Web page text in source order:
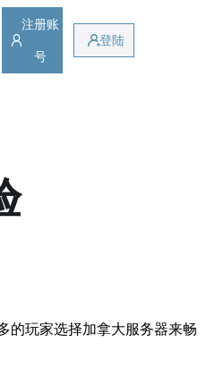
注册账
号
登陆
的玩家选择加拿大服务器来畅